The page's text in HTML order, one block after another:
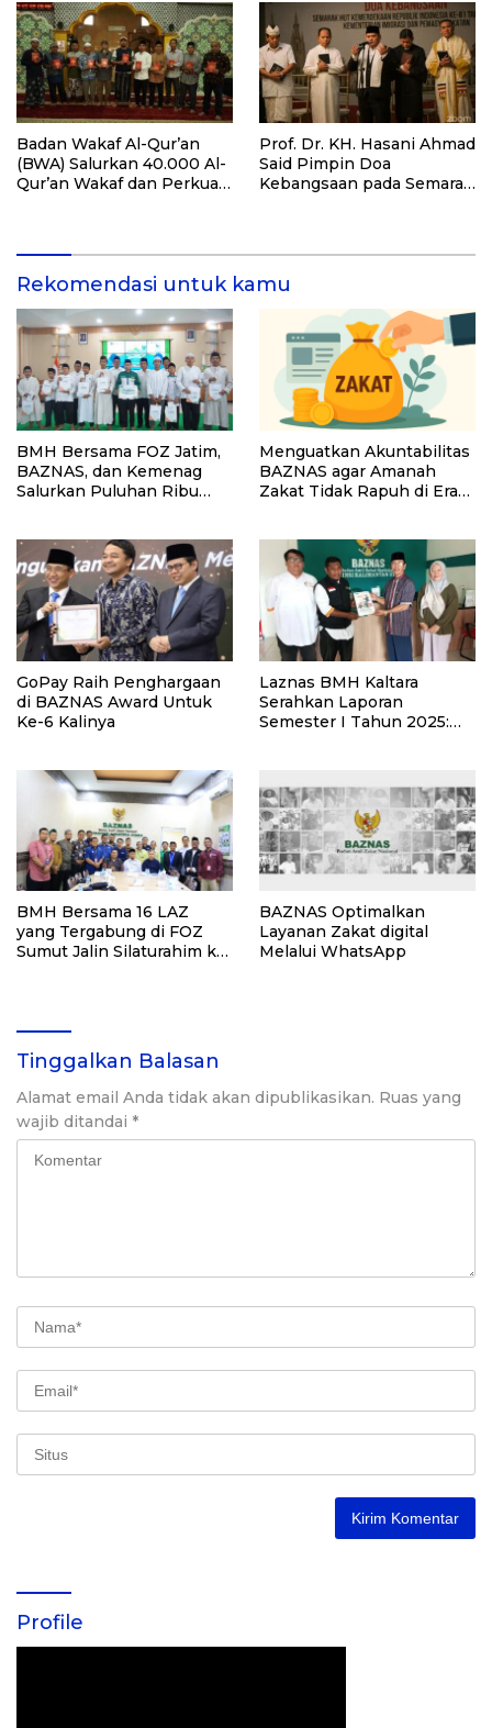
Santri dan Guru Honorer
Badan Wakaf Al-Qur’an
(BWA) Salurkan 40.000 Al-
Qur’an Wakaf dan Perkuat
Prof. Dr. KH. Hasani Ahmad
Said Pimpin Doa
Kebangsaan pada Semarak
Rekomendasi untuk kamu
BMH Bersama FOZ Jatim,
BAZNAS, dan Kemenag
Salurkan Puluhan Ribu
Menguatkan Akuntabilitas
BAZNAS agar Amanah
Zakat Tidak Rapuh di Era
GoPay Raih Penghargaan
di BAZNAS Award Untuk
Ke-6 Kalinya
Laznas BMH Kaltara
Serahkan Laporan
Semester I Tahun 2025:
BMH Bersama 16 LAZ
yang Tergabung di FOZ
Sumut Jalin Silaturahim ke
BAZNAS Optimalkan
Layanan Zakat digital
Melalui WhatsApp
Tinggalkan Balasan
Alamat email Anda tidak akan dipublikasikan. Ruas yang
wajib ditandai *
Profile